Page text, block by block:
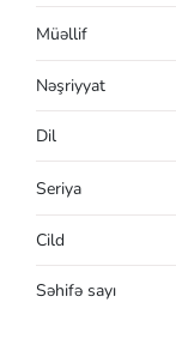
Müəllif
Nəşriyyat
Dil
Seriya
Cild
Səhifə sayı